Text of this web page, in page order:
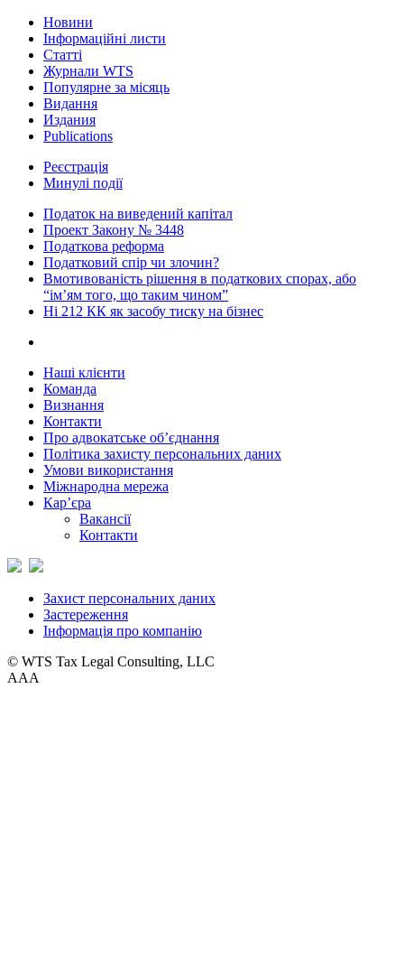
Новини
Інформаційні листи
Статті
Журнали WTS
Популярне за місяць
Видання
Издания
Publications
Реєстрація
Минулі події
Податок на виведений капітал
Проект Закону № 3448
Податкова реформа
Податковий спір чи злочин?
Вмотивованість рішення в податкових спорах, або
“ім’ям того, що таким чином”
Ні 212 КК як засобу тиску на бізнес
Наші клієнти
Команда
Визнання
Контакти
Про адвокатське об’єднання
Політика захисту персональних даних
Умови використання
Міжнародна мережа
Кар’єра
Вакансії
Контакти
Захист персональних даних
Застереження
Інформація про компанію
© WTS Tax Legal Consulting, LLC
AAA